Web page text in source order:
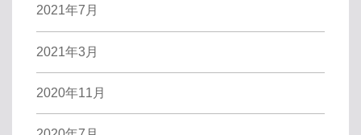
2021年7月
2021年3月
2020年11月